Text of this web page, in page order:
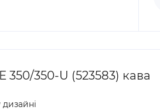
350-U (523583) кава